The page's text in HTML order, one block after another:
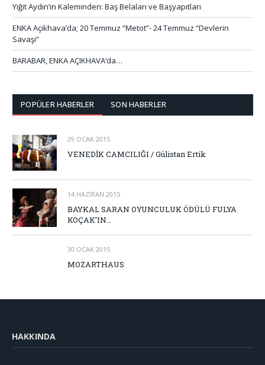
Yiğit Aydın’ın Kaleminden: Baş Belaları ve Başyapıtları
ENKA Açıkhava’da; 20 Temmuz “Metot”- 24 Temmuz “Devlerin
Savaşı”
BARABAR, ENKA AÇIKHAVA’da…
POPÜLER HABERLER SON HABERLER
29 OCAK 2015
VENEDİK CAMCILIĞI / Gülistan Ertik
14 HAZIRAN 2015
BAYKAL SARAN OYUNCULUK ÖDÜLÜ FULYA
KOÇAK’IN…
30 OCAK 2015
MOZARTHAUS
HAKKINDA